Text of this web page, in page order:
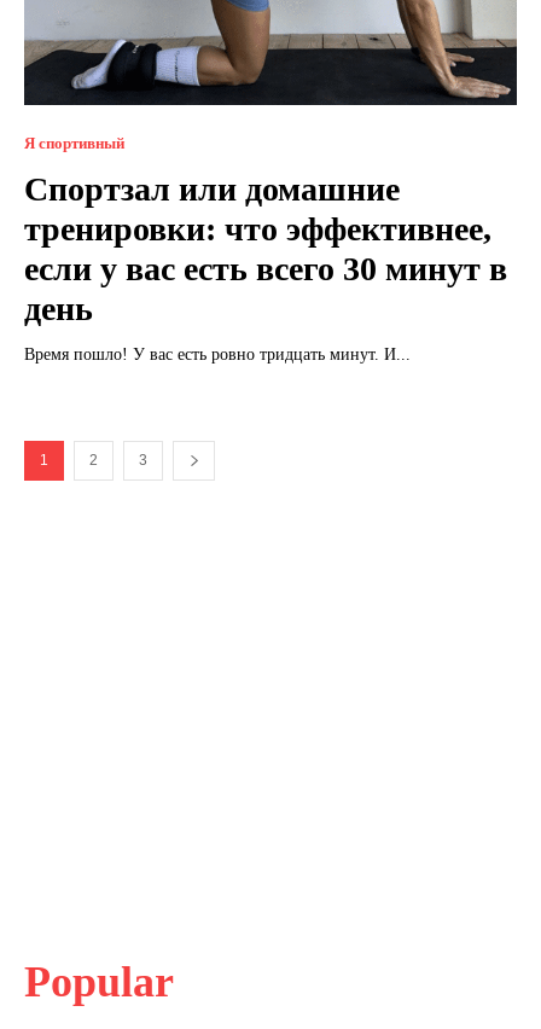
Я спортивный
Спортзал или домашние
тренировки: что эффективнее,
если у вас есть всего 30 минут в
день
Время пошло! У вас есть ровно тридцать минут. И...
1 2 3
Popular